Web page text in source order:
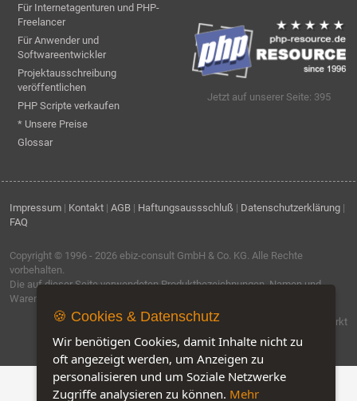
Für Internetagenturen und PHP-
Freelancer
Für Anwender und
Softwareentwickler
Projektausschreibung
veröffentlichen
PHP Scripte verkaufen
* Unsere Preise
Glossar
Jetzt auf unserer Seite: 395
Impressum | Kontakt | AGB | Haftungsaussschluß | Datenschutzerklärung |
FAQ
Copyright © 1996 - 2026 ebiz-consult GmbH & Co. KG. Alle Rechte
vorbehalten.
Die auf dieser Seite verwendeten Produktbezeichnungen, Namen und
Warenzeichen sind Eigentum der jeweiligen Firmen.
Software by IQ-Markt
🍪 Cookies & Datenschutz
Wir benötigen Cookies, damit Inhalte nicht zu
oft angezeigt werden, um Anzeigen zu
personalisieren und um Soziale Netzwerke
Zugriffe analysieren zu können. Mehr